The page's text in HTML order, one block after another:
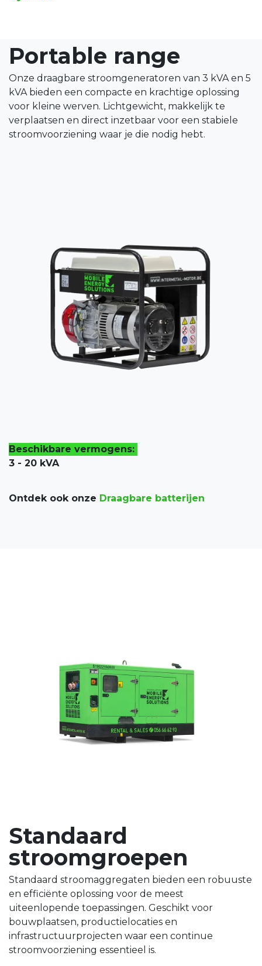
Portable range
Onze draagbare stroomgeneratoren van 3 kVA en 5
kVA bieden een compacte en krachtige oplossing
voor kleine werven. Lichtgewicht, makkelijk te
verplaatsen en direct inzetbaar voor een stabiele
stroomvoorziening waar je die nodig hebt.
Beschikbare vermogens:
3 - 20 kVA
Ontdek ook onze Draagbare batterijen
Standaard
stroomgroepen
Standaard stroomaggregaten bieden een robuuste
en efficiënte oplossing voor de meest
uiteenlopende toepassingen. Geschikt voor
bouwplaatsen, productielocaties en
infrastructuurprojecten waar een continue
stroomvoorziening essentieel is.